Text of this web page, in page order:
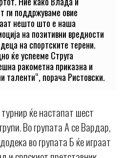
ги поддржуваме овие
нешто што е наша
на позитивни вредности
на спортските терени.
ќе успееме Струга
ракометна приказна и
таленти“, порача Ристовски.
ќе настапат шест
Во групата А се Вардар,
во групата Б ќе играат